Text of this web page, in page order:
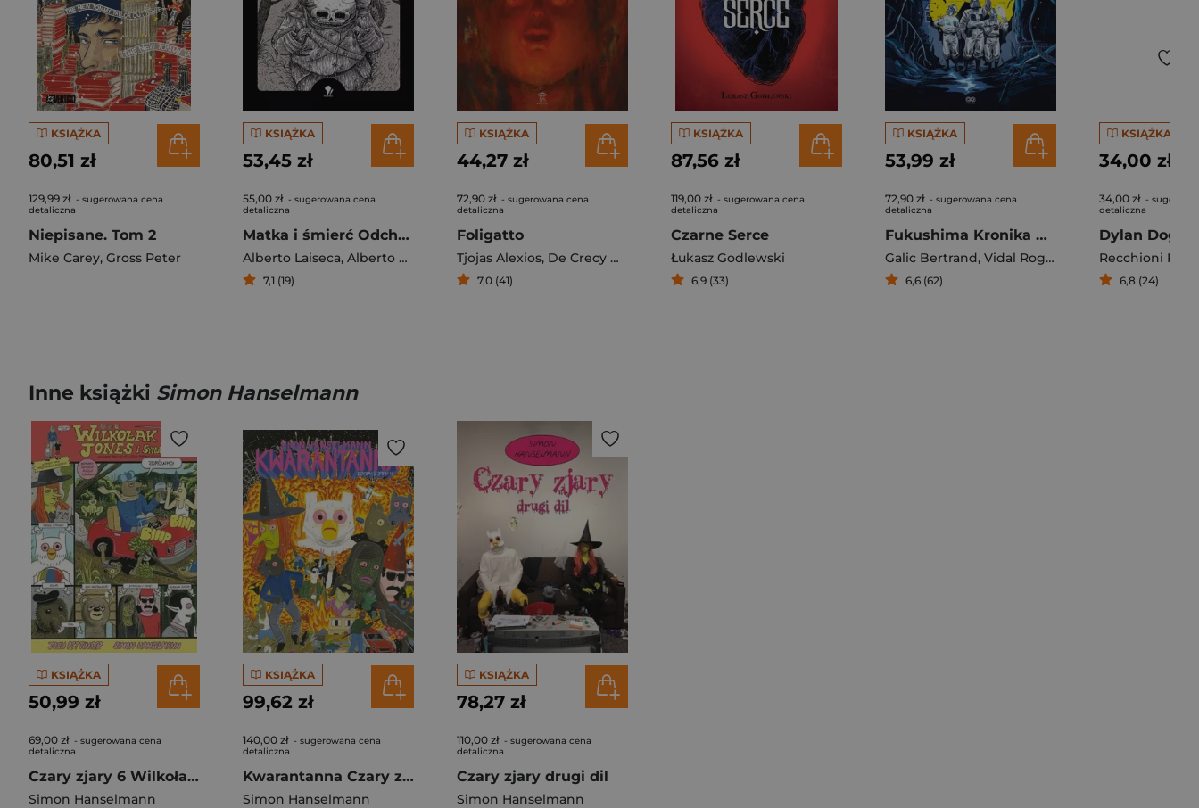
KSIĄŻKA
80,51 zł
129,99 zł - sugerowana cena
detaliczna
Niepisane. Tom 2
Mike Carey, Gross Peter
KSIĄŻKA
53,45 zł
55,00 zł - sugerowana cena
detaliczna
Matka i śmierć Odchodzenie
Alberto Laiseca, Alberto Chimal
7,1 (19)
KSIĄŻKA
44,27 zł
72,90 zł - sugerowana cena
detaliczna
Foligatto
Tjojas Alexios, De Crecy Nicolas
7,0 (41)
KSIĄŻKA
87,56 zł
119,00 zł - sugerowana cena
detaliczna
Czarne Serce
Łukasz Godlewski
6,9 (33)
KSIĄŻKA
53,99 zł
72,90 zł - sugerowana cena
detaliczna
Fukushima Kronika wypadku bez końca
Galic Bertrand, Vidal Roger
6,6 (62)
KSIĄŻKA
34,00 zł
34,00 zł -
detaliczna
Recchioni
6,8 (24)
Inne książki Simon Hanselmann
KSIĄŻKA
50,99 zł
69,00 zł - sugerowana cena
detaliczna
Czary zjary 6 Wilkołak Jones i synowie
Simon Hanselmann
KSIĄŻKA
99,62 zł
140,00 zł - sugerowana cena
detaliczna
Kwarantanna Czary zjary 4
Simon Hanselmann
KSIĄŻKA
78,27 zł
110,00 zł - sugerowana cena
detaliczna
Czary zjary drugi dil
Simon Hanselmann